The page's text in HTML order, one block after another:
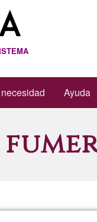
Ayuda